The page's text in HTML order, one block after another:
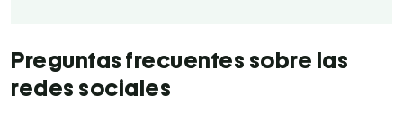
Preguntas frecuentes sobre las
redes sociales